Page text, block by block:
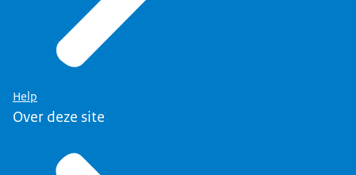
Help
Over deze site